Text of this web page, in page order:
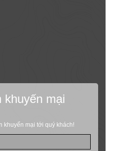
khuyến mại
khuyến mại tới quý khách!